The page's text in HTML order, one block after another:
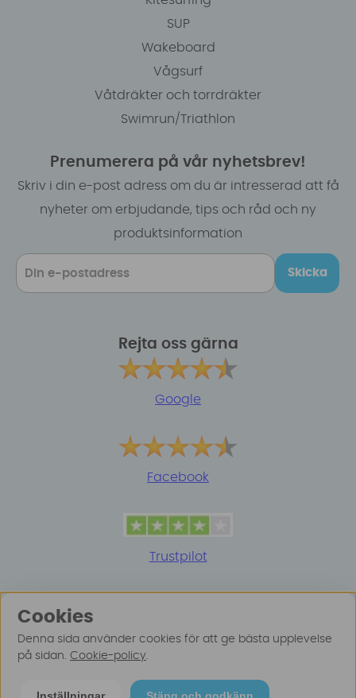
SUP
Wakeboard
Vågsurf
Våtdräkter och torrdräkter
Swimrun/Triathlon
Prenumerera på vår nyhetsbrev!
Skriv i din e-post adress om du är intresserad att få
nyheter om erbjudande, tips och råd och ny
produktsinformation
Skicka
Rejta oss gärna
Google
Facebook
Trustpilot
Cookies
Denna sida använder cookies för att ge bästa upplevelse
på sidan. Cookie-policy.